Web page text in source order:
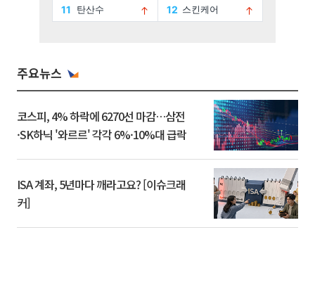
주요뉴스
코스피, 4% 하락에 6270선 마감…삼전
·SK하닉 '와르르' 각각 6%·10%대 급락
ISA 계좌, 5년마다 깨라고요? [이슈크래
커]